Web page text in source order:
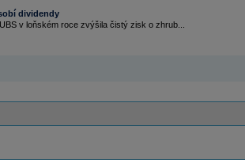
dividendy
v loňském roce zvýšila čistý zisk o zhrub...